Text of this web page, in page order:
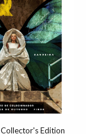
Edition